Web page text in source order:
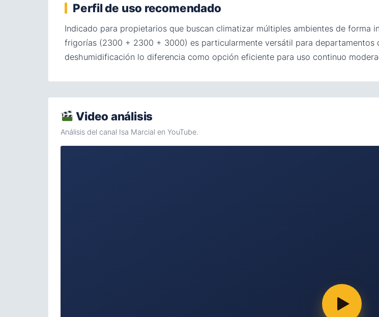
Perfil de uso recomendado
Indicado para propietarios que buscan climatizar múltiples ambientes de forma
frigorías (2300 + 2300 + 3000) es particularmente versátil para departamentos
deshumidificación lo diferencia como opción eficiente para uso continuo
Video análisis
Análisis del canal Isa Marcial en YouTube.